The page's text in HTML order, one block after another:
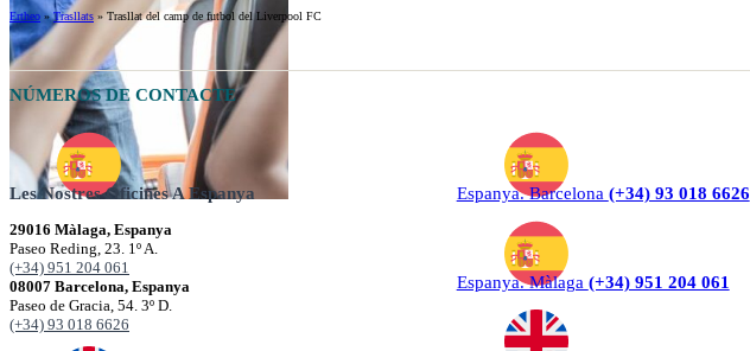
Ertheo »Trasllats » Trasllat del camp de futbol del Liverpool FC
NÚMEROS DE CONTACTE
Les Nostres Oficines A Espanya
29016 Màlaga, Espanya
Paseo Reding, 23. 1º A.
(+34) 951 204 061
08007 Barcelona, Espanya
Paseo de Gracia, 54. 3º D.
(+34) 93 018 6626
Espanya. Barcelona (+34) 93 018 6626
Espanya. Màlaga (+34) 951 204 061